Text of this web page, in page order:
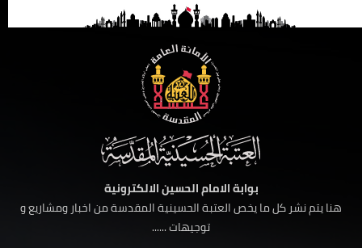
بوابة الامام الحسين الالكترونية
هنا يتم نشر كل ما يخص العتبة الحسينية المقدسة من اخبار ومشاريع و
توجيهات ......